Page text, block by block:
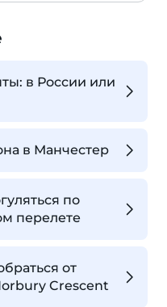
в России или
в Манчестер
по
перелете
от
Crescent